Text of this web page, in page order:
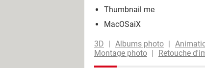
Thumbnail me
MacOSaiX
3D Albums photo
Montage photo
Retouche